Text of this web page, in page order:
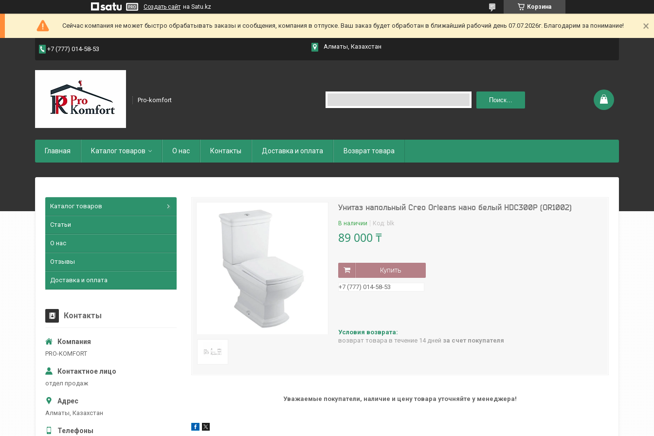
Создать сайт на Satu.kz Корзина
Сейчас компания не может быстро обрабатывать заказы и сообщения, компания в отпуске. Ваш заказ будет обработан в ближайший рабочий день 07.07.2026г. Благодарим за понимание!
+7 (777) 014-58-53 Алматы, Казахстан
Pro-komfort Поиск...
Главная Каталог товаров О нас Контакты Доставка и оплата Возврат товара
Унитаз напольный Creo Orleans нано белый HDC300P (OR1002)
В наличии Код: blk
89 000 ₸
Купить
+7 (777) 014-58-53
возврат товара в течение 14 дней за счет покупателя
Уважаемые покупатели, наличие и цену товара уточняйте у менеджера!
Каталог товаров
Статьи
О нас
Отзывы
Доставка и оплата
Контакты
PRO-KOMFORT
отдел продаж
Алматы, Казахстан